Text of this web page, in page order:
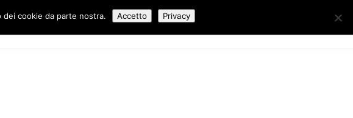
Elettrici Roma Lavori Eseguiti Blog
cookie da parte nostra. Accetto Privacy